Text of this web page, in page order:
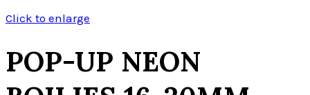
Click to enlarge
POP-UP NEON